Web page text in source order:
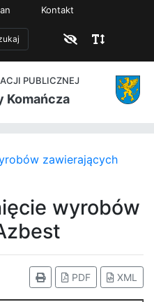
Kontakt
PUBLICZNEJ
Komańcza
zawierających
wyrobów
PDF XML